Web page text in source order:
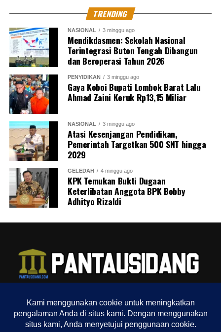
kasih.
RELATED TOPICS: COVID-19 DONOR DARAH
WALIKOTA JAKARTA UTARA
UP NEXT
Tim Tabur Kejaksaan Agung Tangkap 2 Buronan Di
Jakarta dan NTB
DON'T MISS
OTT Gub Sulsel,KPK Amankan 6 Orang
MES Dono
North Jakarta Journalist
TRENDING
NASIONAL 3 minggu ago
Mendikdasmen: Sekolah Nasional
Terintegrasi Buton Tengah Dibangun
dan Beroperasi Tahun 2026
PENYIDIKAN 3 minggu ago
Gaya Koboi Bupati Lombok Barat Lalu
Ahmad Zaini Keruk Rp13,15 Miliar
NASIONAL 3 minggu ago
Atasi Kesenjangan Pendidikan,
Pemerintah Targetkan 500 SNT hingga
2029
GELEDAH 4 minggu ago
KPK Temukan Bukti Dugaan
Keterlibatan Anggota BPK Bobby
Adhityo Rizaldi